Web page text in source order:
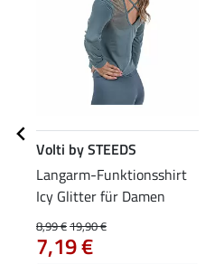
Volti by STEEDS
Langarm-Funktionsshirt
Icy Glitter für Damen
8,99 €19,90 €
7,19 €